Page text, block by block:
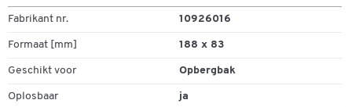
Fabrikant nr. 10926016
Formaat [mm] 188 x 83
Geschikt voor Opbergbak
Oplosbaar ja
Dubbelklik om in te zoomen